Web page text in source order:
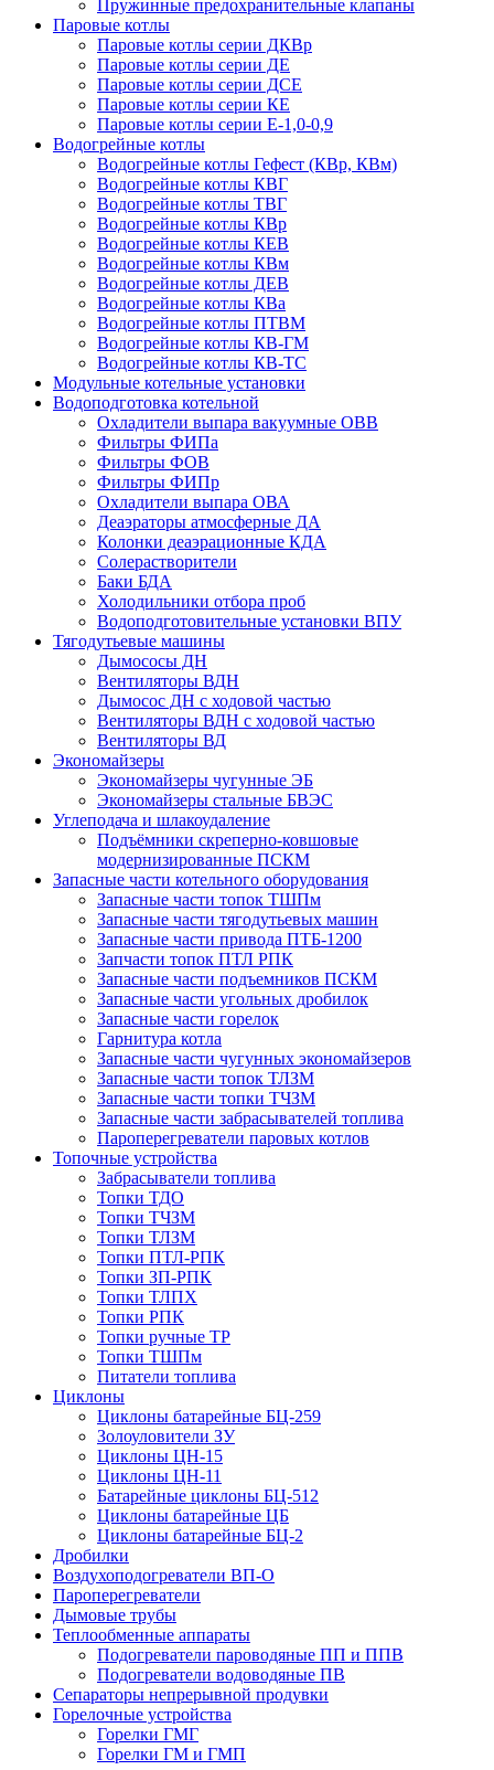
Пружинные предохранительные клапаны
Паровые котлы
Паровые котлы серии ДКВр
Паровые котлы серии ДЕ
Паровые котлы серии ДСЕ
Паровые котлы серии КЕ
Паровые котлы серии Е-1,0-0,9
Водогрейные котлы
Водогрейные котлы Гефест (КВр, КВм)
Водогрейные котлы КВГ
Водогрейные котлы ТВГ
Водогрейные котлы КВр
Водогрейные котлы КЕВ
Водогрейные котлы КВм
Водогрейные котлы ДЕВ
Водогрейные котлы КВа
Водогрейные котлы ПТВМ
Водогрейные котлы КВ-ГМ
Водогрейные котлы КВ-ТС
Модульные котельные установки
Водоподготовка котельной
Охладители выпара вакуумные ОВВ
Фильтры ФИПа
Фильтры ФОВ
Фильтры ФИПр
Охладители выпара ОВА
Деаэраторы атмосферные ДА
Колонки деаэрационные КДА
Солерастворители
Баки БДА
Холодильники отбора проб
Водоподготовительные установки ВПУ
Тягодутьевые машины
Дымососы ДН
Вентиляторы ВДН
Дымосос ДН с ходовой частью
Вентиляторы ВДН с ходовой частью
Вентиляторы ВД
Экономайзеры
Экономайзеры чугунные ЭБ
Экономайзеры стальные БВЭС
Углеподача и шлакоудаление
Подъёмники скреперно-ковшовые
модернизированные ПСКМ
Запасные части котельного оборудования
Запасные части топок ТШПм
Запасные части тягодутьевых машин
Запасные части привода ПТБ-1200
Запчасти топок ПТЛ РПК
Запасные части подъемников ПСКМ
Запасные части угольных дробилок
Запасные части горелок
Гарнитура котла
Запасные части чугунных экономайзеров
Запасные части топок ТЛЗМ
Запасные части топки ТЧЗМ
Запасные части забрасывателей топлива
Пароперегреватели паровых котлов
Топочные устройства
Забрасыватели топлива
Топки ТДО
Топки ТЧЗМ
Топки ТЛЗМ
Топки ПТЛ-РПК
Топки ЗП-РПК
Топки ТЛПХ
Топки РПК
Топки ручные ТР
Топки ТШПм
Питатели топлива
Циклоны
Циклоны батарейные БЦ-259
Золоуловители ЗУ
Циклоны ЦН-15
Циклоны ЦН-11
Батарейные циклоны БЦ-512
Циклоны батарейные ЦБ
Циклоны батарейные БЦ-2
Дробилки
Воздухоподогреватели ВП-О
Пароперегреватели
Дымовые трубы
Теплообменные аппараты
Подогреватели пароводяные ПП и ППВ
Подогреватели водоводяные ПВ
Сепараторы непрерывной продувки
Горелочные устройства
Горелки ГМГ
Горелки ГМ и ГМП